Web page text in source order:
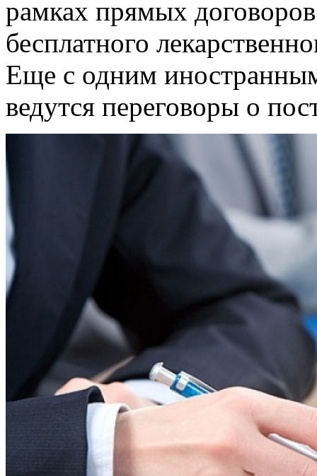
рамках прямых
бесплатного
Еще с одним
ведутся переговоры о